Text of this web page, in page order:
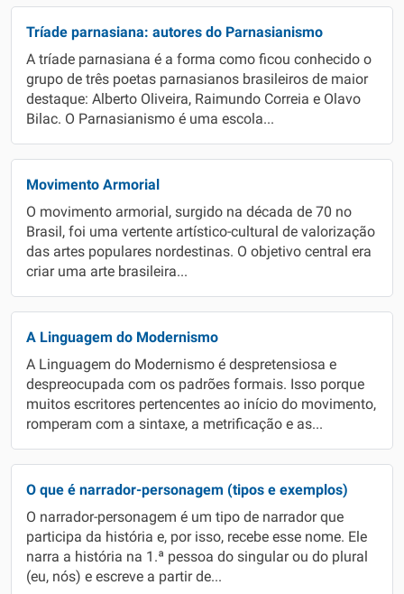
Tríade parnasiana: autores do Parnasianismo
A tríade parnasiana é a forma como ficou conhecido o
grupo de três poetas parnasianos brasileiros de maior
destaque: Alberto Oliveira, Raimundo Correia e Olavo
Bilac. O Parnasianismo é uma escola...
Movimento Armorial
O movimento armorial, surgido na década de 70 no
Brasil, foi uma vertente artístico-cultural de valorização
das artes populares nordestinas. O objetivo central era
criar uma arte brasileira...
A Linguagem do Modernismo
A Linguagem do Modernismo é despretensiosa e
despreocupada com os padrões formais. Isso porque
muitos escritores pertencentes ao início do movimento,
romperam com a sintaxe, a metrificação e as...
O que é narrador-personagem (tipos e exemplos)
O narrador-personagem é um tipo de narrador que
participa da história e, por isso, recebe esse nome. Ele
narra a história na 1.ª pessoa do singular ou do plural
(eu, nós) e escreve a partir de...